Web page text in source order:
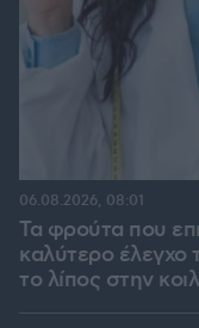
Τα φρούτα που
καλύτερο έλεγχο
το λίπος στην
06.08.2026, 08:01